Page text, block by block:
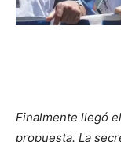
Finalmente llegó
propuesta. La